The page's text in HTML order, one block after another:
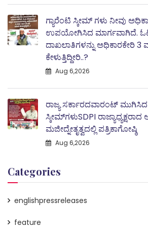
ಗ್ಯಾರೆಂಟಿ ಸ್ಕೀಮ್ ಗಳು ನೀವು
ಉಪಯೋಗಿಸಿದ ಮಾರ್ಗವಾಗಿದೆ.
ದಾಖಲಾತಿಗಳನ್ನು ಅಧಿಕಾರಕೇರಿ
ಕೇಳುತ್ತಿದ್ದೀರಿ..?
Aug 6,2026
ರಾಜ್ಯ ಸರ್ಕಾರದವಾರಂಟ್ ಮುಗಿಸಿದ
ಸ್ಕೀಮ್‌ಗಳುSDPI ರಾಜ್ಯಾಧ್ಯಕ್ಷರಾದ
ಮಜೀದ್ನೇತೃತ್ವದಲ್ಲಿ ಪತ್ರಿಕಾಗೋಷ್ಠಿ
Aug 6,2026
Categories
englishpressreleases
feature